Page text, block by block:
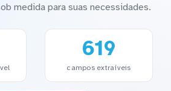
medida para suas necessidades.
619
campos extraíveis